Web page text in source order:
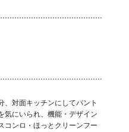
、対面キッチンにしてパント
気にいられ、機能・デザイン
コンロ・ほっとクリーンフー